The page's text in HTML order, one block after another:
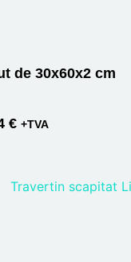
de 30x60x2 cm
€ +TVA